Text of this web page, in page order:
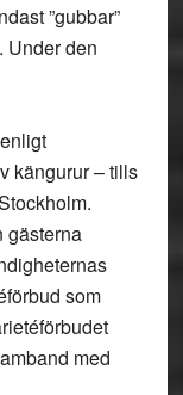
”gubbar”
Under den
kängurur – tills
gästerna
som
med